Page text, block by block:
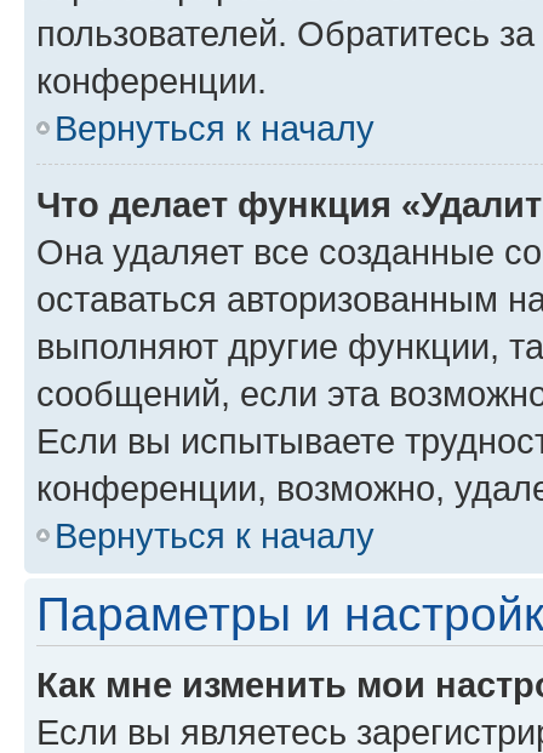
пользователей. Обратитесь
конференции.
Вернуться к началу
Что делает функция
Она удаляет все созданные
оставаться авторизованным
выполняют другие функции,
сообщений, если эта
Если вы испытываете
конференции, возможно,
Вернуться к началу
Параметры и
Как мне изменить мои
Если вы являетесь